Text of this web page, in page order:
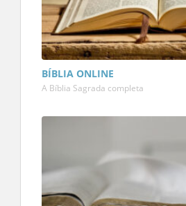
BÍBLIA ONLINE
A Bíblia Sagrada completa